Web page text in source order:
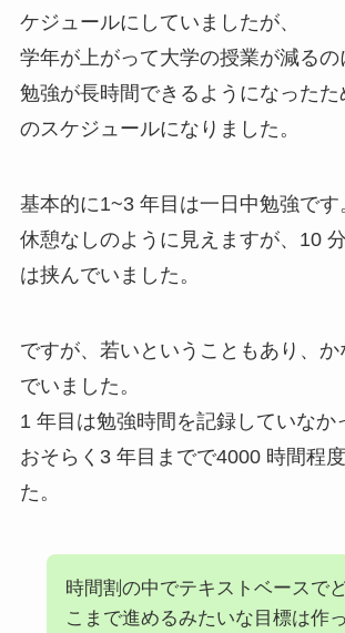
ケジュールにしていましたが、
学年が上がって大学の授業が減るの
勉強が長時間できるようになったた
のスケジュールになりました。
基本的に1~3 年⽬は⼀⽇中勉強です
休憩なしのように⾒えますが、10
は挟んでいました。
ですが、若いということもあり、
でいました。
1 年⽬は勉強時間を記録していなか
おそらく3 年⽬までで4000 時間程
た。
時間割の中でテキストベースで
こまで進めるみたいな目標は作っ